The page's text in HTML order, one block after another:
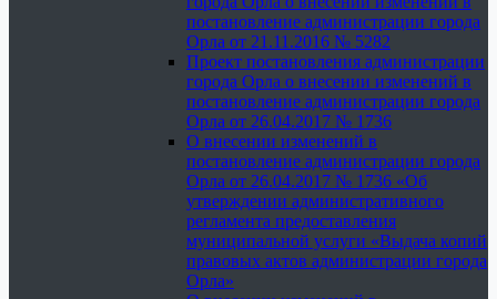
постановление администрации города
Орла от 21.11.2016 № 5282
Проект постановления администрации
города Орла о внесении изменений в
постановление администрации города
Орла от 26.04.2017 № 1736
О внесении изменений в
постановление администрации города
Орла от 26.04.2017 № 1736 «Об
утверждении административного
регламента предоставления
муниципальной услуги «Выдача копий
правовых актов администрации города
Орла»